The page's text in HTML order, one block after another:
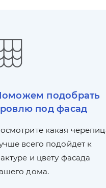
подобрать
под фасад
какая
всего подойдет к
и цвету фасада
дома.